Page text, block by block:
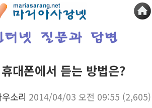
대폰에서 듣는 방법은?
소리 2014/04/03 오전 09:55 (2,605)